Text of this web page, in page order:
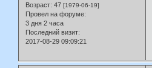
Возраст: 47 [1979-06-19]
Провел на форуме:
3 дня 2 часа
Последний визит:
2017-08-29 09:09:21